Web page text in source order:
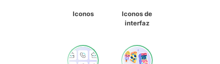
Iconos
Iconos de
interfaz